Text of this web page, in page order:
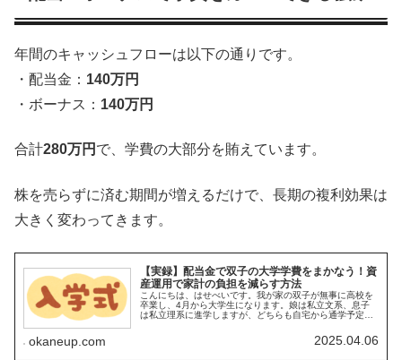
年間のキャッシュフローは以下の通りです。
・配当金： 140万円
・ボーナス： 140万円
合計280万円 で、学費の大部分を賄えています。
株を売らずに済む期間が増えるだけで、長期の複利効果は
大きく変わってきます。
【実録】配当金で双子の大学学費をまかなう！資
産運用で家計の負担を減らす方法
こんにちは、はせべいです。我が家の双子が無事に高校を
卒業し、4月から大学生になります。娘は私立文系、息子
は私立理系に進学しますが、どちらも自宅から通学予定で
okaneup.com 2025.04.06